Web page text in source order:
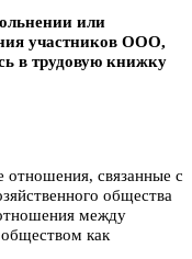
или
участников ООО,
в трудовую книжку
отношения, связанные с
общества
между
как